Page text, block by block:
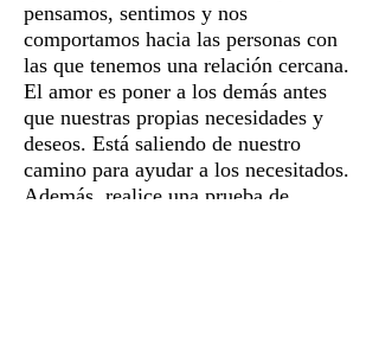
pensamos, sentimos y nos
comportamos hacia las personas con
las que tenemos una relación cercana.
El amor es poner a los demás antes
que nuestras propias necesidades y
deseos. Está saliendo de nuestro
camino para ayudar a los necesitados.
Además, realice una prueba de